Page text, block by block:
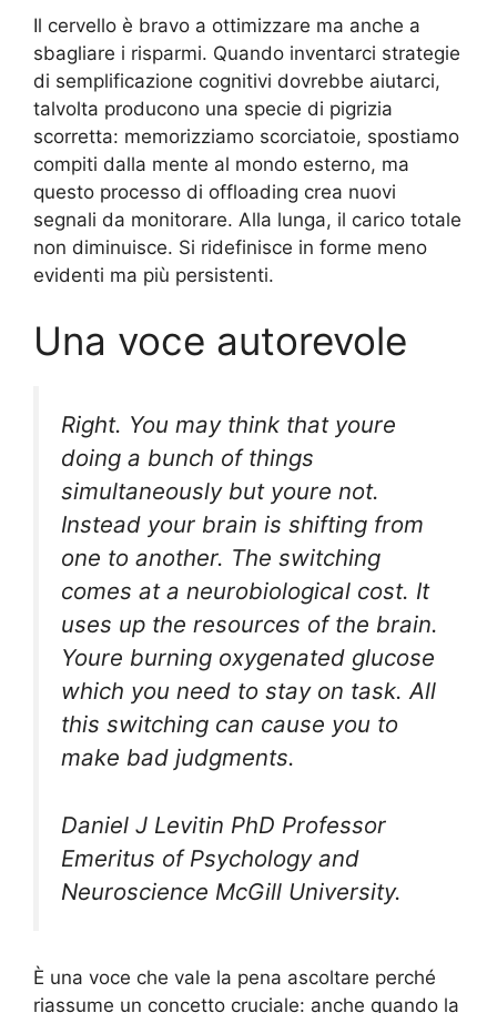
Il cervello è bravo a ottimizzare ma anche a
sbagliare i risparmi. Quando inventarci strategie
di semplificazione cognitivi dovrebbe aiutarci,
talvolta producono una specie di pigrizia
scorretta: memorizziamo scorciatoie, spostiamo
compiti dalla mente al mondo esterno, ma
questo processo di offloading crea nuovi
segnali da monitorare. Alla lunga, il carico totale
non diminuisce. Si ridefinisce in forme meno
evidenti ma più persistenti.
Una voce autorevole
Right. You may think that youre
doing a bunch of things
simultaneously but youre not.
Instead your brain is shifting from
one to another. The switching
comes at a neurobiological cost. It
uses up the resources of the brain.
Youre burning oxygenated glucose
which you need to stay on task. All
this switching can cause you to
make bad judgments.
Daniel J Levitin PhD Professor
Emeritus of Psychology and
Neuroscience McGill University.
È una voce che vale la pena ascoltare perché
riassume un concetto cruciale: anche quando la